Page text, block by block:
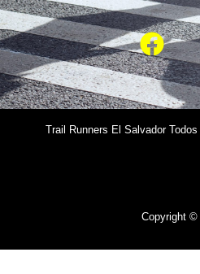
Trail Runners El SalvadorTodos
Copyright ©